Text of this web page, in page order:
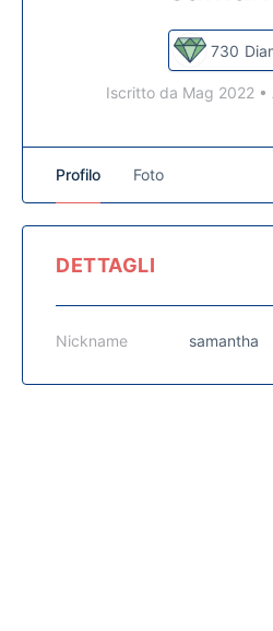
730
Iscritto da Mag 2022 •
Profilo Foto
DETTAGLI
Nickname samantha